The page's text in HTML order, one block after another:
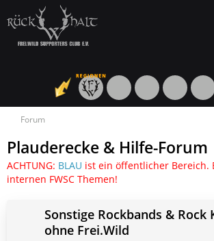
Forum
Plauderecke & Hilfe-Forum
ACHTUNG: BLAU ist ein öffentlicher Bereich.
internen FWSC Themen!
Sonstige Rockbands & Rock
ohne Frei.Wild